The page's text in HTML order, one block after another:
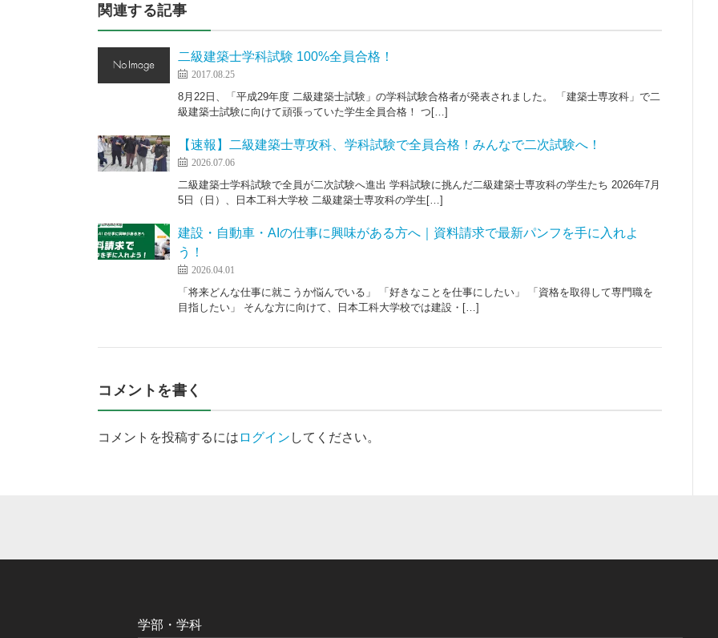
関連する記事
二級建築士学科試験 100%全員合格！
2017.08.25
8月22日、「平成29年度 二級建築士試験」の学科試験合格者が発表されました。 「建築士専攻科」で二
級建築士試験に向けて頑張っていた学生全員合格！ つ[…]
【速報】二級建築士専攻科、学科試験で全員合格！みんなで二次試験へ！
2026.07.06
二級建築士学科試験で全員が二次試験へ進出 学科試験に挑んだ二級建築士専攻科の学生たち 2026年7月
5日（日）、日本工科大学校 二級建築士専攻科の学生[…]
建設・自動車・AIの仕事に興味がある方へ｜資料請求で最新パンフを手に入れよ
う！
2026.04.01
「将来どんな仕事に就こうか悩んでいる」 「好きなことを仕事にしたい」 「資格を取得して専門職を
目指したい」 そんな方に向けて、日本工科大学校では建設・[…]
コメントを書く
コメントを投稿するには ログイン してください。
学部・学科